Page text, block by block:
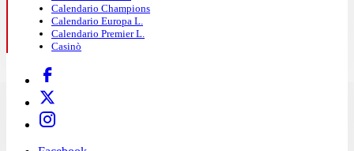
Calendario Champions
Calendario Europa L.
Calendario Premier L.
Casinò